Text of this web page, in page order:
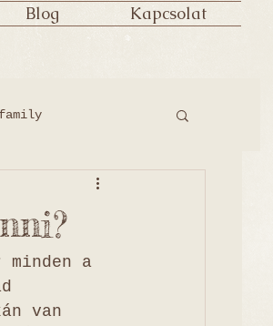
Blog Kapcsolat
family
a
van